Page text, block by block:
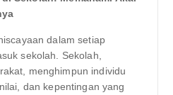
dalam setiap
sekolah. Sekolah,
menghimpun individu
dan kepentingan yang